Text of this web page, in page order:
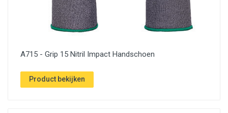
A715 - Grip 15 Nitril Impact Handschoen
Product bekijken